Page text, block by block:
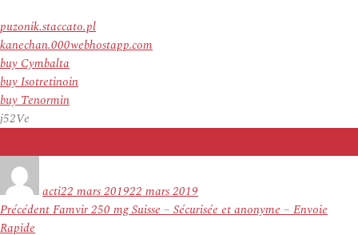
puzonik.staccato.pl
kanechan.000webhostapp.com
buy Cymbalta
buy Isotretinoin
buy Tenormin
j52Ve
actile
22 mars 201922 mars 2019
Navigation
de
PrécédentArticle
Famvir 250 mg Suisse – Sécurisée et anonyme – Envoie
Rapide